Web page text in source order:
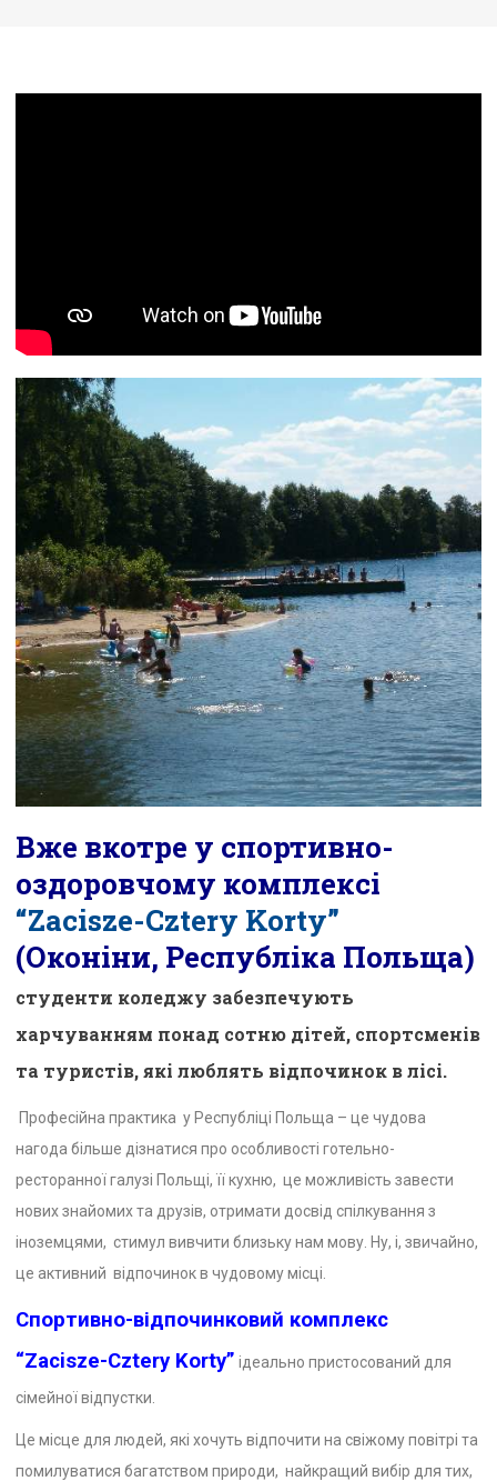
Вже вкотре у спортивно-
оздоровчому комплексі
“Zacisze-Cztery Korty”
(Оконіни, Республіка Польща)
студенти коледжу забезпечують
харчуванням понад сотню дітей, спортсменів
та туристів, які люблять відпочинок в лісі.
Професійна практика у Республіці Польща – це чудова
нагода більше дізнатися про особливості готельно-
ресторанної галузі Польщі, її кухню, це можливість завести
нових знайомих та друзів, отримати досвід спілкування з
іноземцями, стимул вивчити близьку нам мову. Ну, і, звичайно,
це активний відпочинок в чудовому місці.
Спортивно-відпочинковий комплекс
“Zacisze-Cztery Korty” ідеально пристосований для
сімейної відпустки.
Це місце для людей, які хочуть відпочити на свіжому повітрі та
помилуватися багатством природи, найкращий вибір для тих,